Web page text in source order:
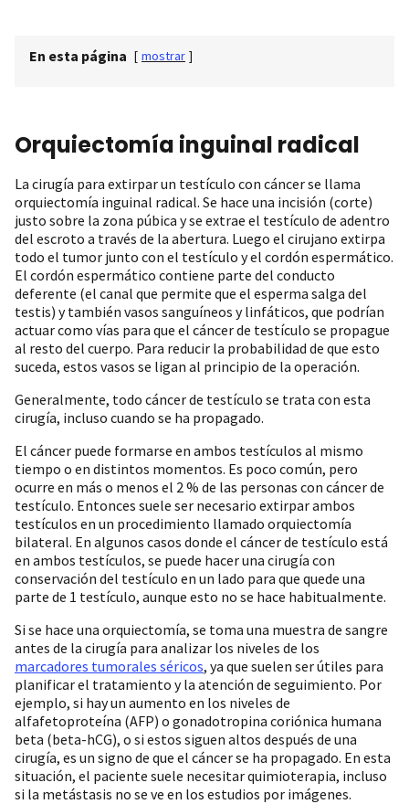
En esta página [ mostrar ]
Orquiectomía inguinal radical
La cirugía para extirpar un testículo con cáncer se llama
orquiectomía inguinal radical. Se hace una incisión (corte)
justo sobre la zona púbica y se extrae el testículo de adentro
del escroto a través de la abertura. Luego el cirujano extirpa
todo el tumor junto con el testículo y el cordón espermático.
El cordón espermático contiene parte del conducto
deferente (el canal que permite que el esperma salga del
testis) y también vasos sanguíneos y linfáticos, que podrían
actuar como vías para que el cáncer de testículo se propague
al resto del cuerpo. Para reducir la probabilidad de que esto
suceda, estos vasos se ligan al principio de la operación.
Generalmente, todo cáncer de testículo se trata con esta
cirugía, incluso cuando se ha propagado.
El cáncer puede formarse en ambos testículos al mismo
tiempo o en distintos momentos. Es poco común, pero
ocurre en más o menos el 2 % de las personas con cáncer de
testículo. Entonces suele ser necesario extirpar ambos
testículos en un procedimiento llamado orquiectomía
bilateral. En algunos casos donde el cáncer de testículo está
en ambos testículos, se puede hacer una cirugía con
conservación del testículo en un lado para que quede una
parte de 1 testículo, aunque esto no se hace habitualmente.
Si se hace una orquiectomía, se toma una muestra de sangre
antes de la cirugía para analizar los niveles de los
marcadores tumorales séricos, ya que suelen ser útiles para
planificar el tratamiento y la atención de seguimiento. Por
ejemplo, si hay un aumento en los niveles de
alfafetoproteína (AFP) o gonadotropina coriónica humana
beta (beta-hCG), o si estos siguen altos después de una
cirugía, es un signo de que el cáncer se ha propagado. En esta
situación, el paciente suele necesitar quimioterapia, incluso
si la metástasis no se ve en los estudios por imágenes.